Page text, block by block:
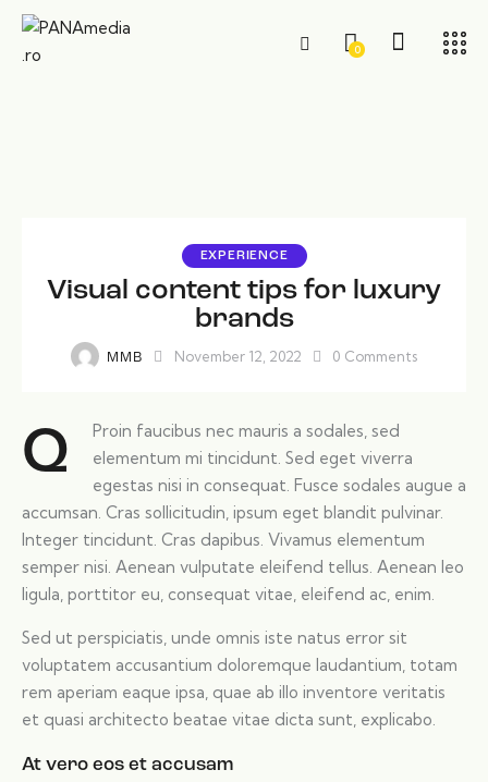
0
EXPERIENCE
Visual content tips for luxury
brands
MMB November 12, 2022 0 Comments
Q
Proin faucibus nec mauris a sodales, sed
elementum mi tincidunt. Sed eget viverra
egestas nisi in consequat. Fusce sodales augue a
accumsan. Cras sollicitudin, ipsum eget blandit pulvinar.
Integer tincidunt. Cras dapibus. Vivamus elementum
semper nisi. Aenean vulputate eleifend tellus. Aenean leo
ligula, porttitor eu, consequat vitae, eleifend ac, enim.
Sed ut perspiciatis, unde omnis iste natus error sit
voluptatem accusantium doloremque laudantium, totam
rem aperiam eaque ipsa, quae ab illo inventore veritatis
et quasi architecto beatae vitae dicta sunt, explicabo.
At vero eos et accusam